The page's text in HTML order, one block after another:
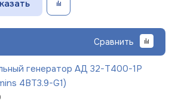
Сравнить
генератор АД 32-Т400-1Р
4BT3.9-G1)